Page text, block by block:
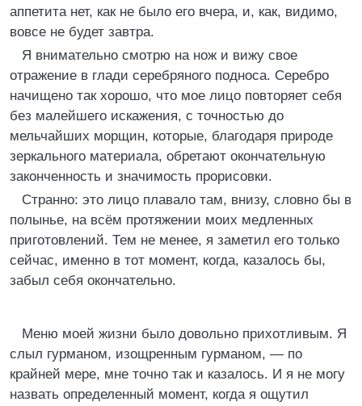
аппетита нет, как не было его вчера, и, как, видимо,
вовсе не будет завтра.
Я внимательно смотрю на нож и вижу свое
отражение в глади серебряного подноса. Серебро
начищено так хорошо, что мое лицо повторяет себя
без малейшего искажения, с точностью до
мельчайших морщин, которые, благодаря природе
зеркального материала, обретают окончательную
законченность и значимость прорисовки.
Странно: это лицо плавало там, внизу, словно бы в
полынье, на всём протяжении моих медленных
приготовлений. Тем не менее, я заметил его только
сейчас, именно в тот момент, когда, казалось бы,
забыл себя окончательно.
Меню моей жизни было довольно прихотливым. Я
слыл гурманом, изощренным гурманом, — по
крайней мере, мне точно так и казалось. И я не могу
назвать определенный момент, когда я ощутил